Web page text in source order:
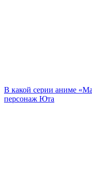
В какой серии аниме
персонаж Юта